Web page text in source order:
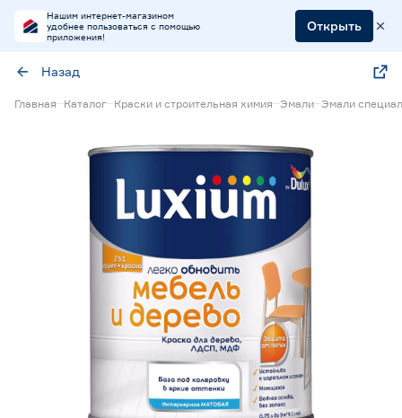
Нашим интернет-магазином
удобнее пользоваться с помощью
приложения!
Открыть
Назад
Главная Каталог Краски и строительная химия Эмали Эмали